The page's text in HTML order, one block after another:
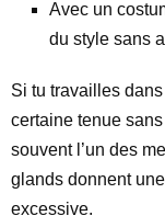
Avec un
du style sans
Si tu travailles
certaine tenue
souvent l’un des
glands donnent
excessive.